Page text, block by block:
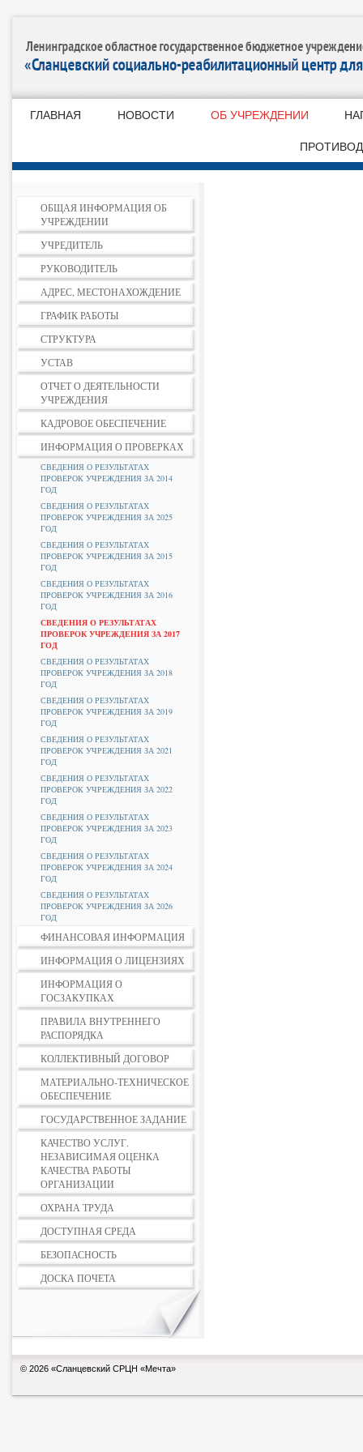
ГЛАВНАЯ НОВОСТИ ОБ УЧРЕЖДЕНИИ
ОБЩАЯ ИНФОРМАЦИЯ ОБ
УЧРЕЖДЕНИИ
УЧРЕДИТЕЛЬ
РУКОВОДИТЕЛЬ
АДРЕС, МЕСТОНАХОЖДЕНИЕ
ГРАФИК РАБОТЫ
СТРУКТУРА
УСТАВ
ОТЧЕТ О ДЕЯТЕЛЬНОСТИ
УЧРЕЖДЕНИЯ
КАДРОВОЕ ОБЕСПЕЧЕНИЕ
ИНФОРМАЦИЯ О ПРОВЕРКАХ
СВЕДЕНИЯ О РЕЗУЛЬТАТАХ
ПРОВЕРОК УЧРЕЖДЕНИЯ ЗА 2014
ГОД
СВЕДЕНИЯ О РЕЗУЛЬТАТАХ
ПРОВЕРОК УЧРЕЖДЕНИЯ ЗА 2025
ГОД
СВЕДЕНИЯ О РЕЗУЛЬТАТАХ
ПРОВЕРОК УЧРЕЖДЕНИЯ ЗА 2015
ГОД
СВЕДЕНИЯ О РЕЗУЛЬТАТАХ
ПРОВЕРОК УЧРЕЖДЕНИЯ ЗА 2016
ГОД
СВЕДЕНИЯ О РЕЗУЛЬТАТАХ
ПРОВЕРОК УЧРЕЖДЕНИЯ ЗА 2017
ГОД
СВЕДЕНИЯ О РЕЗУЛЬТАТАХ
ПРОВЕРОК УЧРЕЖДЕНИЯ ЗА 2018
ГОД
СВЕДЕНИЯ О РЕЗУЛЬТАТАХ
ПРОВЕРОК УЧРЕЖДЕНИЯ ЗА 2019
ГОД
СВЕДЕНИЯ О РЕЗУЛЬТАТАХ
ПРОВЕРОК УЧРЕЖДЕНИЯ ЗА 2021
ГОД
СВЕДЕНИЯ О РЕЗУЛЬТАТАХ
ПРОВЕРОК УЧРЕЖДЕНИЯ ЗА 2022
ГОД
СВЕДЕНИЯ О РЕЗУЛЬТАТАХ
ПРОВЕРОК УЧРЕЖДЕНИЯ ЗА 2023
ГОД
СВЕДЕНИЯ О РЕЗУЛЬТАТАХ
ПРОВЕРОК УЧРЕЖДЕНИЯ ЗА 2024
ГОД
СВЕДЕНИЯ О РЕЗУЛЬТАТАХ
ПРОВЕРОК УЧРЕЖДЕНИЯ ЗА 2026
ГОД
ФИНАНСОВАЯ ИНФОРМАЦИЯ
ИНФОРМАЦИЯ О ЛИЦЕНЗИЯХ
ИНФОРМАЦИЯ О
ГОСЗАКУПКАХ
ПРАВИЛА ВНУТРЕННЕГО
РАСПОРЯДКА
КОЛЛЕКТИВНЫЙ ДОГОВОР
МАТЕРИАЛЬНО-ТЕХНИЧЕСКОЕ
ОБЕСПЕЧЕНИЕ
ГОСУДАРСТВЕННОЕ ЗАДАНИЕ
КАЧЕСТВО УСЛУГ.
НЕЗАВИСИМАЯ ОЦЕНКА
КАЧЕСТВА РАБОТЫ
ОРГАНИЗАЦИИ
ОХРАНА ТРУДА
ДОСТУПНАЯ СРЕДА
БЕЗОПАСНОСТЬ
ДОСКА ПОЧЕТА
© 2026 «Сланцевский СРЦН «Мечта»